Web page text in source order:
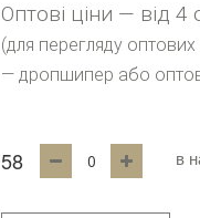
Оптові ціни — від
(для перегляду оптових
— дропшипер або
58 в